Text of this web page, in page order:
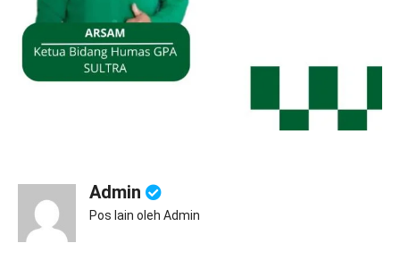
Admin
Pos lain oleh Admin